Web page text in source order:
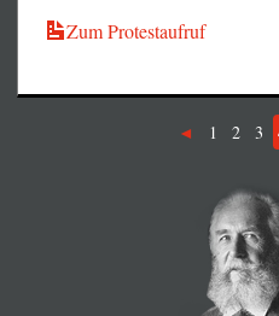
Kreide fraß, dürfte ohne die
gewesen sein.
Siehe auch unsere
Zum Protestaufruf
1 2 3